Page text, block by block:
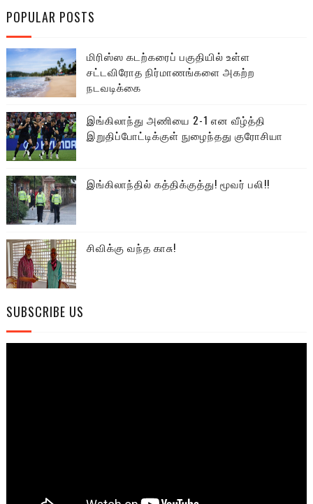
POPULAR POSTS
மிரிஸ்ஸ கடற்கரைப் பகுதியில் உள்ள
சட்டவிரோத நிர்மாணங்களை அகற்ற
நடவடிக்கை
இங்கிலாந்து அணியை 2-1 என வீழ்த்தி
இறுதிப்போட்டிக்குள் நுழைந்தது குரோசியா
இங்கிலாந்தில் கத்திக்குத்து! மூவர் பலி!!
சிவிக்கு வந்த காசு!
SUBSCRIBE US